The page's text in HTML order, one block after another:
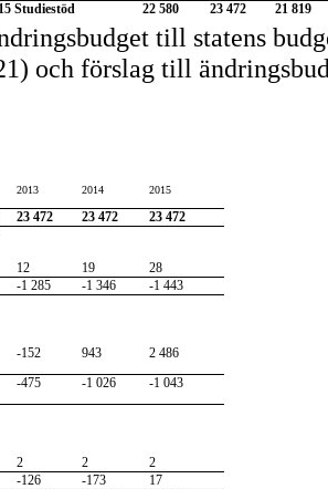
Studiestöd
22 580 23 472 21 819
till statens
och förslag till
2013 2014 2015
23 472 23 472
23 472
12 19
28
-1 285 -1 346 -1 443
-152 943
2 486
-475 -1 026 -1 043
2 2
2
-126 -173
17